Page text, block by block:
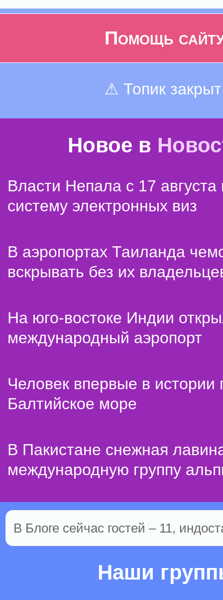
Помощь
⚠ Топик закрыт
Новое в
Власти Непала с 17 августа
систему электронных виз
В аэропортах Таиланда
вскрывать без их
На юго-востоке Индии
международный аэропорт
Человек впервые в истории
Балтийское море
В Пакистане снежная
международную группу
В Блоге сейчас гостей – 11,
Наши